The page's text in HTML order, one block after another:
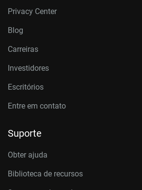
Privacy Center
Blog
Carreiras
Investidores
Escritórios
Entre em contato
Suporte
Obter ajuda
Biblioteca de recursos